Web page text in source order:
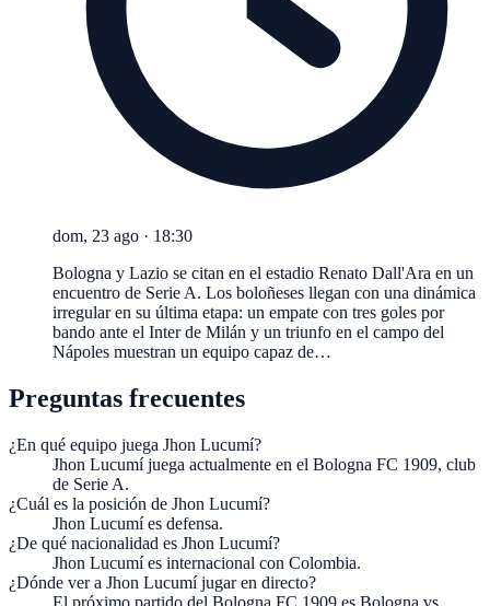
dom, 23 ago · 18:30
Bologna y Lazio se citan en el estadio Renato Dall'Ara en un
encuentro de Serie A. Los boloñeses llegan con una dinámica
irregular en su última etapa: un empate con tres goles por
bando ante el Inter de Milán y un triunfo en el campo del
Nápoles muestran un equipo capaz de…
Preguntas frecuentes
¿En qué equipo juega Jhon Lucumí?
Jhon Lucumí juega actualmente en el Bologna FC 1909, club
de Serie A.
¿Cuál es la posición de Jhon Lucumí?
Jhon Lucumí es defensa.
¿De qué nacionalidad es Jhon Lucumí?
Jhon Lucumí es internacional con Colombia.
¿Dónde ver a Jhon Lucumí jugar en directo?